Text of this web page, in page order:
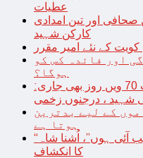
عطیات
اور تین امدادی
کارکن شہید
کے نئے امیر مقرر
اور فائدہ کس کو
ہوگا؟
غزہ پر اسرائیلی جارحیت 70 ویں روز بھی جاری:
کے لیے بدترین
ہوتا ہے
“غزہ کے حالات دیکھ کر اسلام کے قریب آئی ہوں”، اُشنا شاہ
کا انکشاف